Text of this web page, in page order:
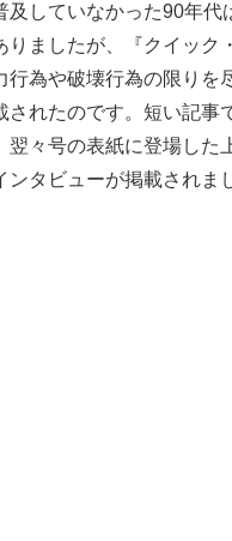
及していなかった90年
りましたが、『クイック
行為や破壊行為の限りを
されたのです。短い記事
翌々号の表紙に登場し
ンタビューが掲載されま